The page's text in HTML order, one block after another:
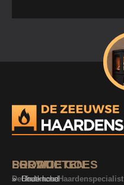
SERVICE
Onderhoud
PRODUCTEN
Houtkachel
LOCATIE GOES
De Zeeuwse Haardenspecialist